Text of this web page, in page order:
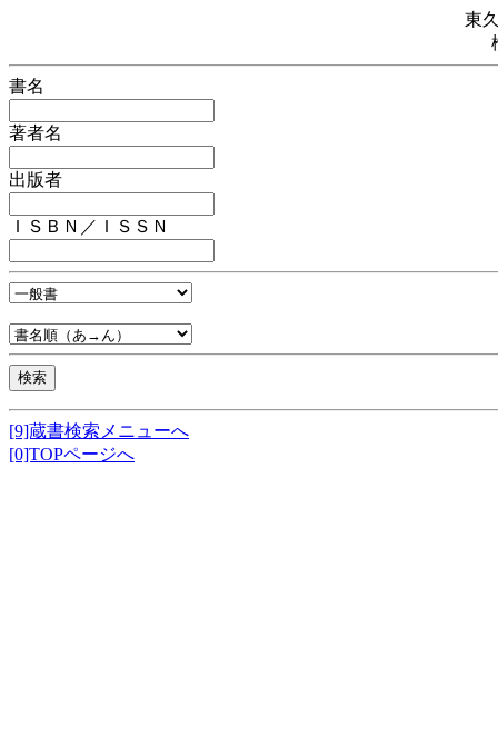
東
書名
著者名
出版者
ＩＳＢＮ／ＩＳＳＮ
[9]蔵書検索メニューへ
[0]TOPページへ